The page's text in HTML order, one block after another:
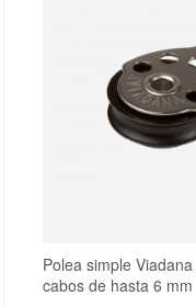
Polea simple
cabos de hasta 6 mm